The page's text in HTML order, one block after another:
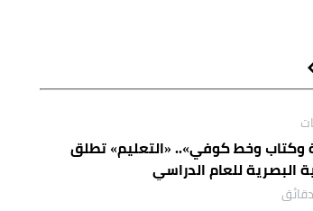
وكتاب وخط كوفي».. «التعليم» تطلق
البصرية للعام الدراسي